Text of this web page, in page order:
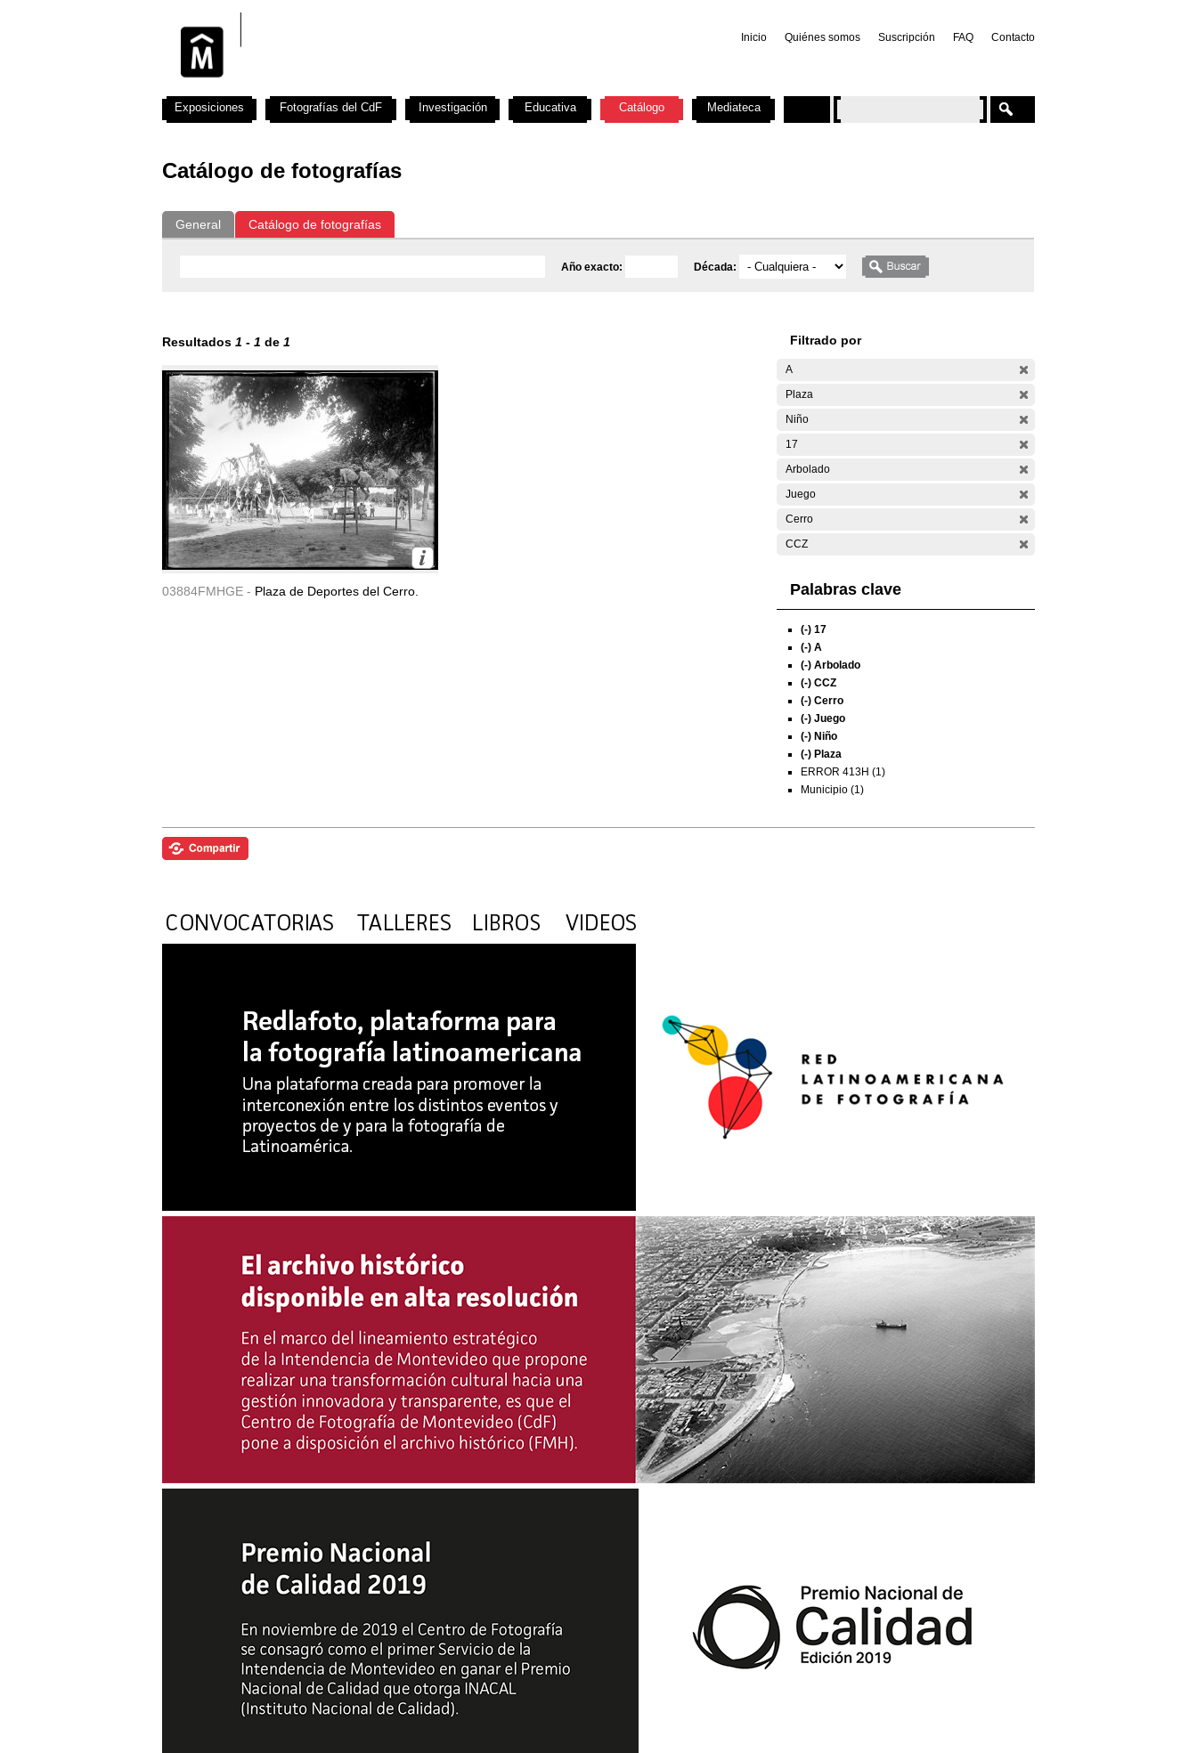
Inicio Quiénes somos Suscripción FAQ Contacto
Catálogo de fotografías
General Catálogo de fotografías
Año exacto: Década:
Resultados 1 - 1 de 1
03884FMHGE - Plaza de Deportes del Cerro.
Filtrado por
A
Plaza
Niño
17
Arbolado
Juego
Cerro
CCZ
Palabras clave
(-) 17
(-) A
(-) Arbolado
(-) CCZ
(-) Cerro
(-) Juego
(-) Niño
(-) Plaza
ERROR 413H (1)
Municipio (1)
Exposiciones Fotografías del CdF Investigación Educativa Catálogo Mediateca